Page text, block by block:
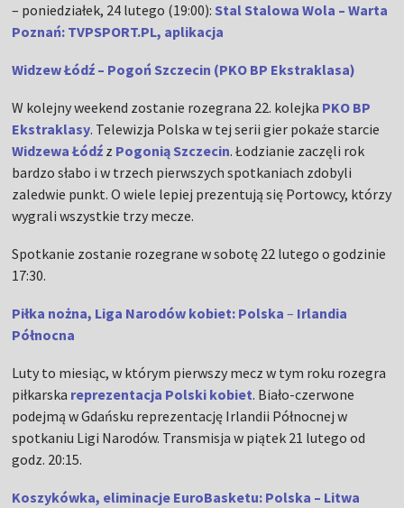
– poniedziałek, 24 lutego (19:00): Stal Stalowa Wola – Warta
Poznań: TVPSPORT.PL, aplikacja
Widzew Łódź – Pogoń Szczecin (PKO BP Ekstraklasa)
W kolejny weekend zostanie rozegrana 22. kolejka PKO BP
Ekstraklasy. Telewizja Polska w tej serii gier pokaże starcie
Widzewa Łódź z Pogonią Szczecin. Łodzianie zaczęli rok
bardzo słabo i w trzech pierwszych spotkaniach zdobyli
zaledwie punkt. O wiele lepiej prezentują się Portowcy, którzy
wygrali wszystkie trzy mecze.
Spotkanie zostanie rozegrane w sobotę 22 lutego o godzinie
17:30.
Piłka nożna, Liga Narodów kobiet: Polska– Irlandia
Północna
Luty to miesiąc, w którym pierwszy mecz w tym roku rozegra
piłkarska reprezentacja Polski kobiet. Biało-czerwone
podejmą w Gdańsku reprezentację Irlandii Północnej w
spotkaniu Ligi Narodów. Transmisja w piątek 21 lutego od
godz. 20:15.
Koszykówka, eliminacje EuroBasketu: Polska – Litwa